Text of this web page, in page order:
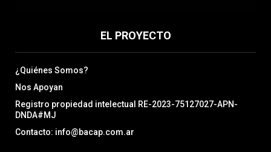
EL PROYECTO
¿Quiénes Somos?
Nos Apoyan
Registro propiedad intelectual RE-2023-75127027-APN-
DNDA#MJ
Contacto: info@bacap.com.ar